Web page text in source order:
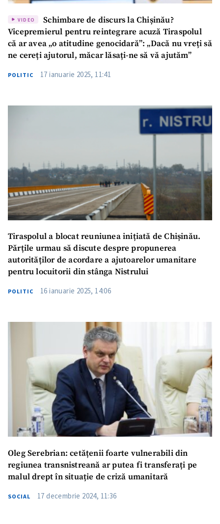
VIDEO
Schimbare de discurs la Chișinău?
Vicepremierul pentru reintegrare acuză Tiraspolul
că ar avea „o atitudine genocidară”: „Dacă nu vreți să
ne cereți ajutorul, măcar lăsați-ne să vă ajutăm”
POLITIC 17 ianuarie 2025, 11:41
Tiraspolul a blocat reuniunea inițiată de Chișinău.
Părțile urmau să discute despre propunerea
autorităților de acordare a ajutoarelor umanitare
pentru locuitorii din stânga Nistrului
POLITIC 16 ianuarie 2025, 14:06
Oleg Serebrian: cetățenii foarte vulnerabili din
regiunea transnistreană ar putea fi transferați pe
malul drept în situație de criză umanitară
SOCIAL 17 decembrie 2024, 11:36
+ Încarcă imagine
Link media
+ Link media
Mesajul știrei
+ Mesajul știrei
CONTACT SURSĂ
Sursă anonimă
Nume+ Numele meu